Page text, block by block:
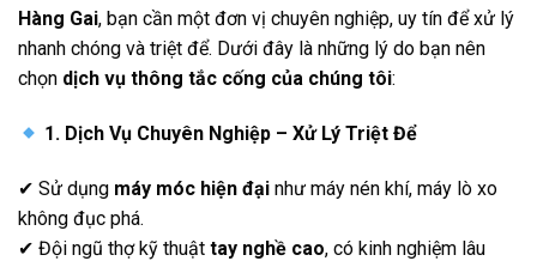
Hàng Gai, bạn cần một đơn vị chuyên nghiệp, uy tín để xử lý
nhanh chóng và triệt để. Dưới đây là những lý do bạn nên
chọn dịch vụ thông tắc cống của chúng tôi:
1. Dịch Vụ Chuyên Nghiệp – Xử Lý Triệt Để
✔ Sử dụng máy móc hiện đại như máy nén khí, máy lò xo
không đục phá.
✔ Đội ngũ thợ kỹ thuật tay nghề cao, có kinh nghiệm lâu